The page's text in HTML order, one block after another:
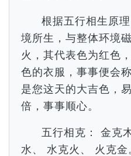
根据五行相生原
境所生，与整体环境
火，其代表色为红色
色的衣服，事事便会
是您这天的大吉色，
倍，事事顺心。
五行相克： 金克
水、 水克火、 火克金